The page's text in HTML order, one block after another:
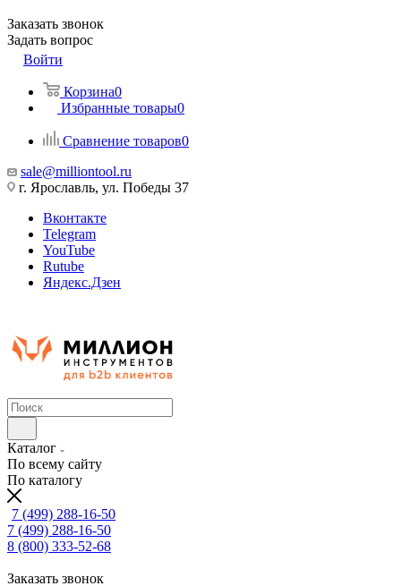
Заказать звонок
Задать вопрос
Войти
Корзина0
Избранные товары0
Сравнение товаров0
sale@milliontool.ru
г. Ярославль, ул. Победы 37
Вконтакте
Telegram
YouTube
Rutube
Яндекс.Дзен
Каталог
По всему сайту
По каталогу
7 (499) 288-16-50
7 (499) 288-16-50
8 (800) 333-52-68
Заказать звонок